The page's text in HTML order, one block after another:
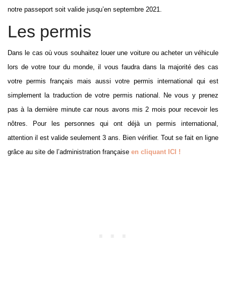
notre passeport soit valide jusqu’en septembre 2021.
Les permis
Dans le cas où vous souhaitez louer une voiture ou acheter un véhicule
lors de votre tour du monde, il vous faudra dans la majorité des cas
votre permis français mais aussi votre permis international qui est
simplement la traduction de votre permis national. Ne vous y prenez
pas à la dernière minute car nous avons mis 2 mois pour recevoir les
nôtres. Pour les personnes qui ont déjà un permis international,
attention il est valide seulement 3 ans. Bien vérifier. Tout se fait en ligne
grâce au site de l’administration française en cliquant ICI !